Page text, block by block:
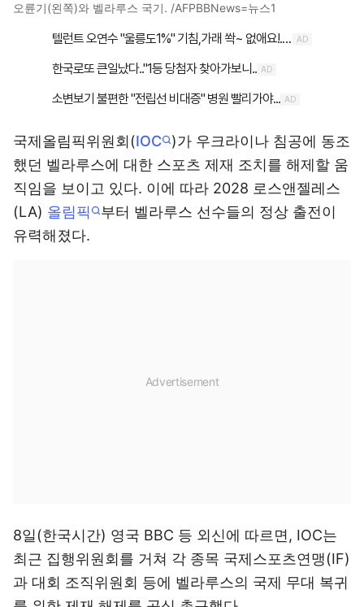
오륜기(왼쪽)와 벨라루스 국기. /AFPBBNews=뉴스1
국제올림픽위원회(IOC
)가 우크라이나 침공에 동조
했던 벨라루스에 대한 스포츠 제재 조치를 해제할 움
직임을 보이고 있다. 이에 따라 2028 로스앤젤레스
(LA) 올림픽
부터 벨라루스 선수들의 정상 출전이
유력해졌다.
8일(한국시간) 영국 BBC 등 외신에 따르면, IOC는
최근 집행위원회를 거쳐 각 종목 국제스포츠연맹(IF)
과 대회 조직위원회 등에 벨라루스의 국제 무대 복귀